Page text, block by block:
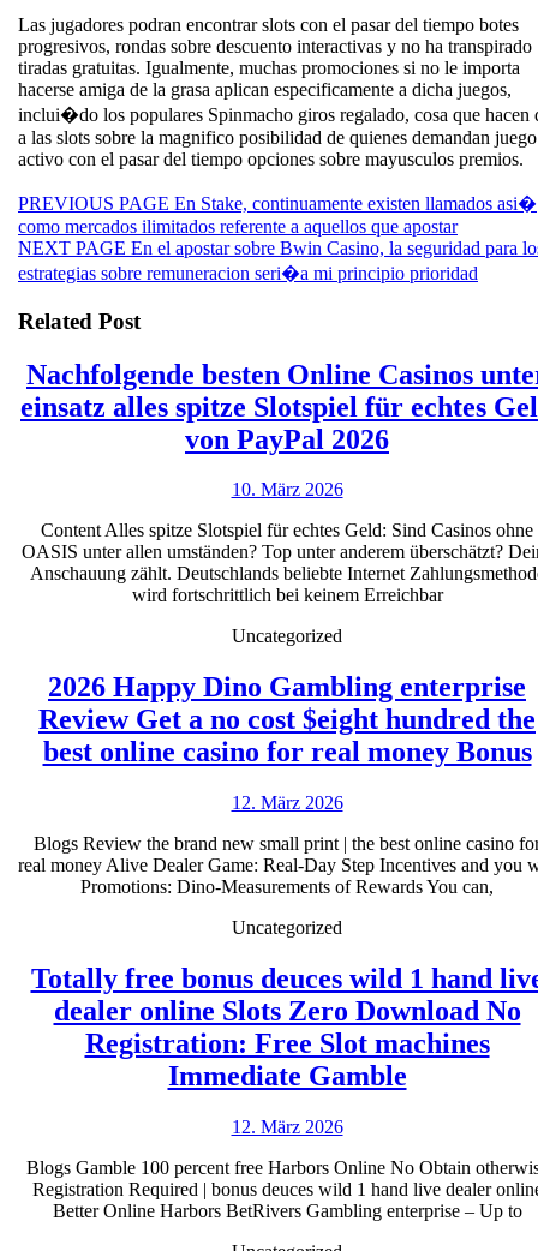
Las jugadores podran encontrar slots con el pasar del tiempo botes
progresivos, rondas sobre descuento interactivas y no ha transpirado
tiradas gratuitas. Igualmente, muchas promociones si no le importa
hacerse amiga de la grasa aplican especificamente a dicha juegos,
inclui�do los populares Spinmacho giros regalado, cosa que hacen
a las slots sobre la magnifico posibilidad de quienes demandan juego
activo con el pasar del tiempo opciones sobre mayusculos premios.
Beitragsnavigation
PREVIOUS PAGE Previous
post:
En Stake, continuamente existen llamados asi�
como mercados ilimitados referente a aquellos que apostar
NEXT PAGE Next
post:
En el apostar sobre Bwin Casino, la seguridad para
estrategias sobre remuneracion seri�a mi principio prioridad
Related Post
Nachfolgende besten Online Casinos
einsatz alles spitze Slotspiel für echtes
von PayPal 2026
Casinos
unter
einsatz
Slotspiel
für
echtes
PayPal
2026
10. März 202610.
2026
Content Alles spitze Slotspiel für echtes Geld: Sind Casinos ohne
OASIS unter allen umständen? Top unter anderem überschätzt?
Anschauung zählt. Deutschlands beliebte Internet
wird fortschrittlich bei keinem Erreichbar
Uncategorized
2026 Happy Dino Gambling enterprise
Review Get a no cost $eight hundred the
best online casino for real money Bonus
12. März 202612.
2026
Blogs Review the brand new small print | the best online casino
real money Alive Dealer Game: Real-Day Step Incentives and you
Promotions: Dino-Measurements of Rewards You can,
Uncategorized
Totally free bonus deuces wild 1 hand
dealer online Slots Zero Download No
Registration: Free Slot machines
Immediate GambleTotally
deuces
wild
12. März 202612.
2026
Blogs Gamble 100 percent free Harbors Online No Obtain
Registration Required | bonus deuces wild 1 hand live dealer
Better Online Harbors BetRivers Gambling enterprise – Up to